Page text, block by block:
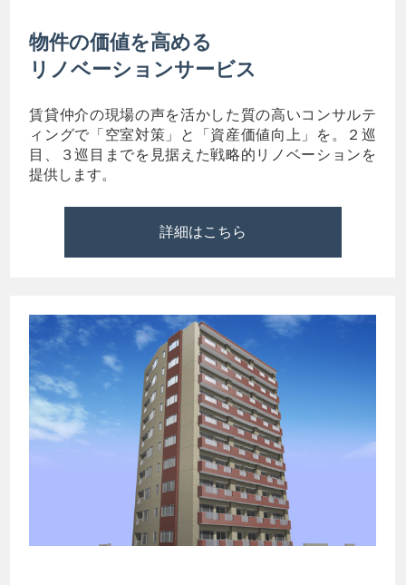
物件の価値を高める
リノベーションサービス
賃貸仲介の現場の声を活かした質の高いコンサルテ
ィングで「空室対策」と「資産価値向上」を。２巡
目、３巡目までを見据えた戦略的リノベーションを
提供します。
詳細はこちら